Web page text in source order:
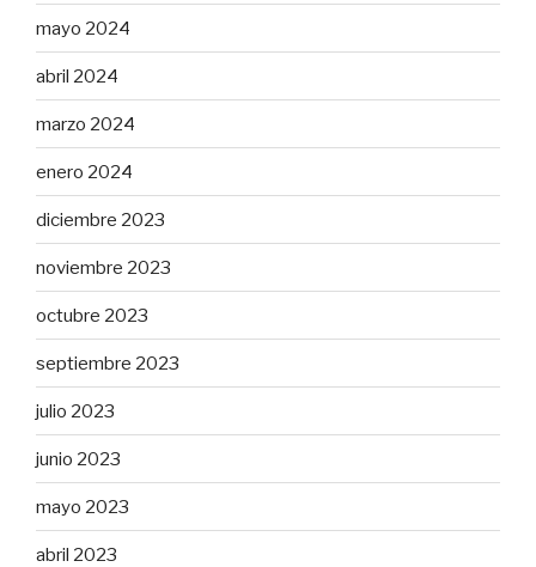
mayo 2024
abril 2024
marzo 2024
enero 2024
diciembre 2023
noviembre 2023
octubre 2023
septiembre 2023
julio 2023
junio 2023
mayo 2023
abril 2023